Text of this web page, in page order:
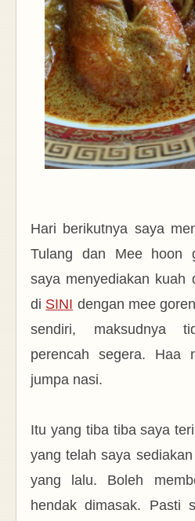
Hari berikutnya saya
Tulang dan Mee hoon
saya menyediakan kuah
di SINI dengan mee
sendiri, maksudnya
perencah segera. Haa
jumpa nasi.
Itu yang tiba tiba saya
yang telah saya
yang lalu. Boleh
hendak dimasak. Pasti